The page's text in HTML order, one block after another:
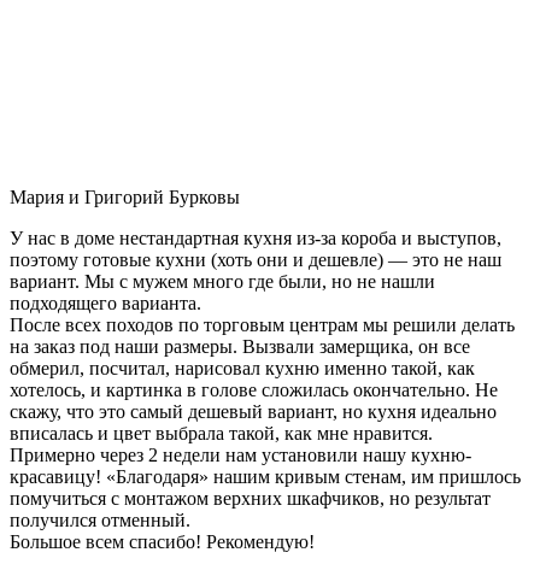
Мария и Григорий Бурковы
У нас в доме нестандартная кухня из-за короба и выступов,
поэтому готовые кухни (хоть они и дешевле) — это не наш
вариант. Мы с мужем много где были, но не нашли
подходящего варианта.
После всех походов по торговым центрам мы решили делать
на заказ под наши размеры. Вызвали замерщика, он все
обмерил, посчитал, нарисовал кухню именно такой, как
хотелось, и картинка в голове сложилась окончательно. Не
скажу, что это самый дешевый вариант, но кухня идеально
вписалась и цвет выбрала такой, как мне нравится.
Примерно через 2 недели нам установили нашу кухню-
красавицу! «Благодаря» нашим кривым стенам, им пришлось
помучиться с монтажом верхних шкафчиков, но результат
получился отменный.
Большое всем спасибо! Рекомендую!